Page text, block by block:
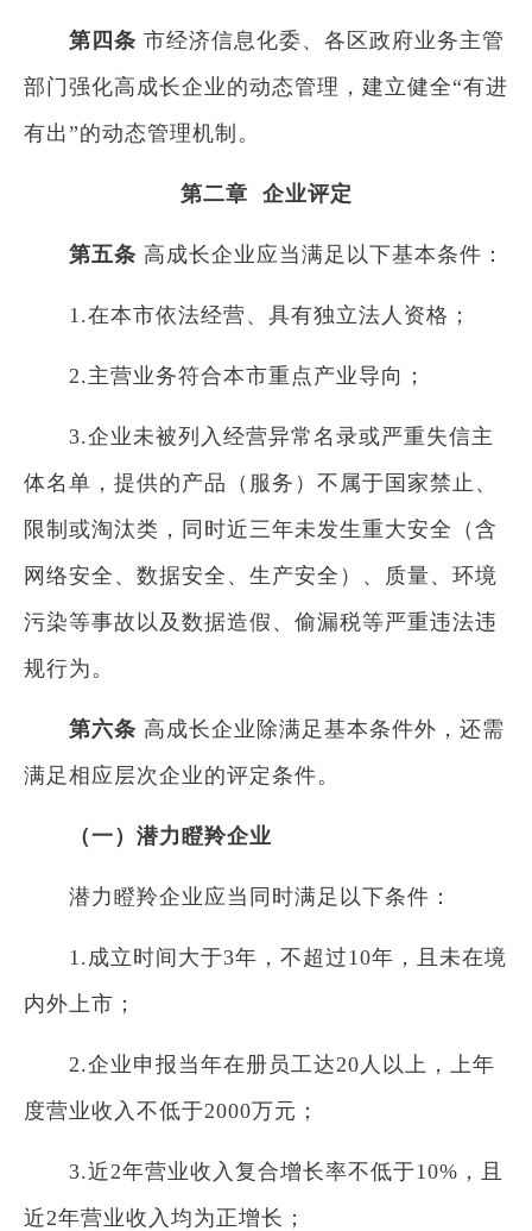
第四条 市经济信息化委、各区政府业务主管
部门强化高成长企业的动态管理，建立健全“有进
有出”的动态管理机制。
第二章 企业评定
第五条 高成长企业应当满足以下基本条件：
1.在本市依法经营、具有独立法人资格；
2.主营业务符合本市重点产业导向；
3.企业未被列入经营异常名录或严重失信主
体名单，提供的产品（服务）不属于国家禁止、
限制或淘汰类，同时近三年未发生重大安全（含
网络安全、数据安全、生产安全）、质量、环境
污染等事故以及数据造假、偷漏税等严重违法违
规行为。
第六条 高成长企业除满足基本条件外，还需
满足相应层次企业的评定条件。
（一）潜力瞪羚企业
潜力瞪羚企业应当同时满足以下条件：
1.成立时间大于3年，不超过10年，且未在境
内外上市；
2.企业申报当年在册员工达20人以上，上年
度营业收入不低于2000万元；
3.近2年营业收入复合增长率不低于10%，且
近2年营业收入均为正增长；